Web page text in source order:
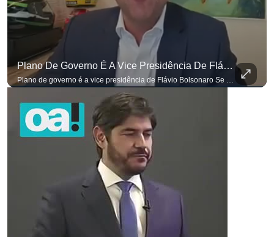
Plano De Governo É A Vice Presidência De Flávio Bolsonaro